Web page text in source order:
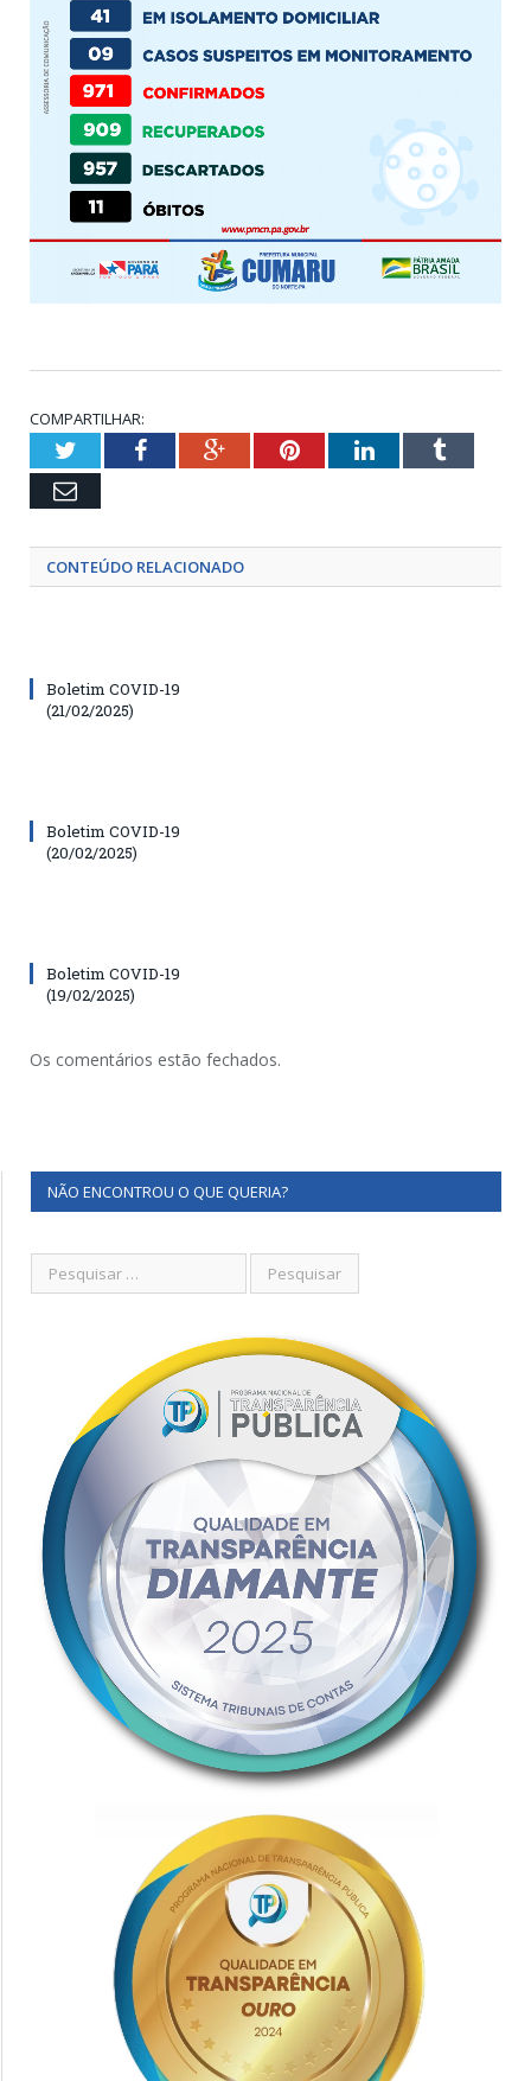
COMPARTILHAR:
TwitterFacebookGoogle+PinterestLinkedInTumblr
Email
CONTEÚDO RELACIONADO
Boletim COVID-19
(21/02/2025)
Boletim COVID-19
(20/02/2025)
Boletim COVID-19
(19/02/2025)
Os comentários estão fechados.
NÃO ENCONTROU O QUE QUERIA?